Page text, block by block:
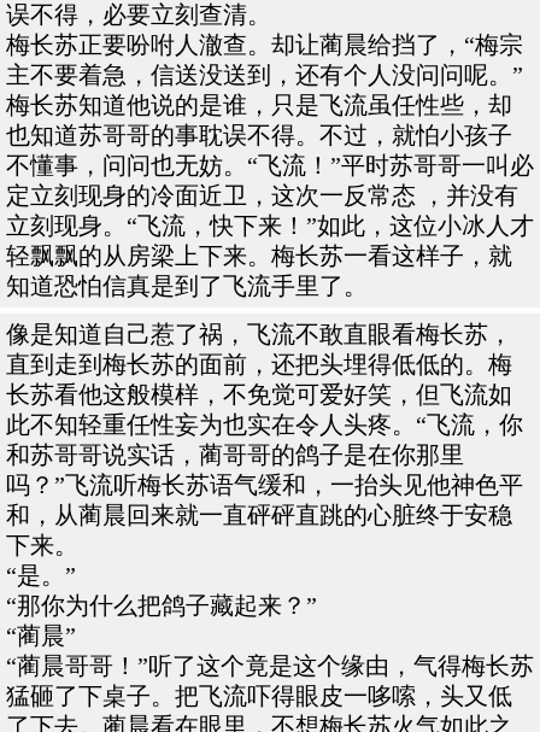
误不得，必要立刻查清。
梅长苏正要吩咐人澈查。却让蔺晨给挡了，“梅宗
主不要着急，信送没送到，还有个人没问问呢。”
梅长苏知道他说的是谁，只是飞流虽任性些，却
也知道苏哥哥的事耽误不得。不过，就怕小孩子
不懂事，问问也无妨。“飞流！”平时苏哥哥一叫必
定立刻现身的冷面近卫，这次一反常态 ，并没有
立刻现身。“飞流，快下来！”如此，这位小冰人才
轻飘飘的从房梁上下来。梅长苏一看这样子，就
知道恐怕信真是到了飞流手里了。
像是知道自己惹了祸，飞流不敢直眼看梅长苏，
直到走到梅长苏的面前，还把头埋得低低的。梅
长苏看他这般模样，不免觉可爱好笑，但飞流如
此不知轻重任性妄为也实在令人头疼。“飞流，你
和苏哥哥说实话，蔺哥哥的鸽子是在你那里
吗？”飞流听梅长苏语气缓和，一抬头见他神色平
和，从蔺晨回来就一直砰砰直跳的心脏终于安稳
下来。
“是。”
“那你为什么把鸽子藏起来？”
“蔺晨”
“蔺晨哥哥！”听了这个竟是这个缘由，气得梅长苏
猛砸了下桌子。把飞流吓得眼皮一哆嗦，头又低
了下去。蔺晨看在眼里，不想梅长苏火气如此之